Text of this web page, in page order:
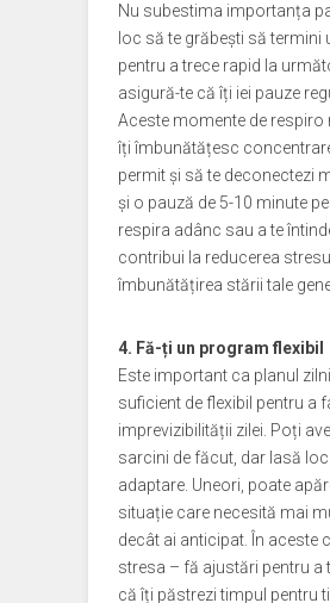
Nu subestima importanța
loc să te grăbești să termini
pentru a trece rapid la
asigură-te că îți iei pauze
Aceste momente de respiro
îți îmbunătățesc
permit și să te deconectezi
și o pauză de 5-10 minute
respira adânc sau a te
contribui la reducerea
îmbunătățirea stării tale
4. Fă-ți un program flexibil
Este important ca planul
suficient de flexibil pentru a
imprevizibilității zilei. Poți
sarcini de făcut, dar lasă
adaptare. Uneori, poate
situație care necesită mai
decât ai anticipat. În aceste
stresa – fă ajustări pentru a
că îți păstrezi timpul pentru